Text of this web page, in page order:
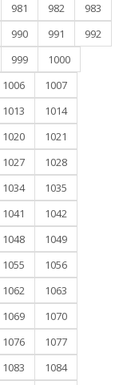
981 982
983
990 991
992
999
1000
1006
1007
1013
1014
1020
1021
1027
1028
1034
1035
1041
1042
1048
1049
1055
1056
1062
1063
1069
1070
1076
1077
1083
1084